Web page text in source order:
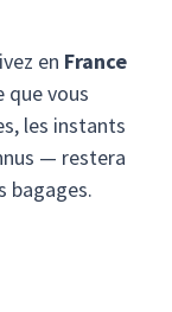
en France
que vous
les instants
— restera
bagages.